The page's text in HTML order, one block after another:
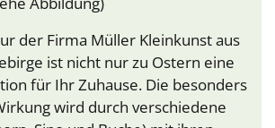
der Firma Müller Kleinkunst aus
ist nicht nur zu Ostern eine
für Ihr Zuhause. Die besonders
wird durch verschiedene